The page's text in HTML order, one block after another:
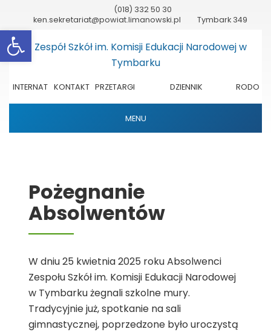
(018) 332 50 30
ken.sekretariat@powiat.limanowski.pl
Tymbark 349
INTERNAT KONTAKT PRZETARGI
DZIENNIK
RODO
MENU
Pożegnanie
Absolwentów
W dniu 25 kwietnia 2025 roku Absolwenci
Zespołu Szkół im. Komisji Edukacji Narodowej
w Tymbarku żegnali szkolne mury.
Tradycyjnie już, spotkanie na sali
gimnastycznej, poprzedzone było uroczystą
Otwórz pasek narzędzi